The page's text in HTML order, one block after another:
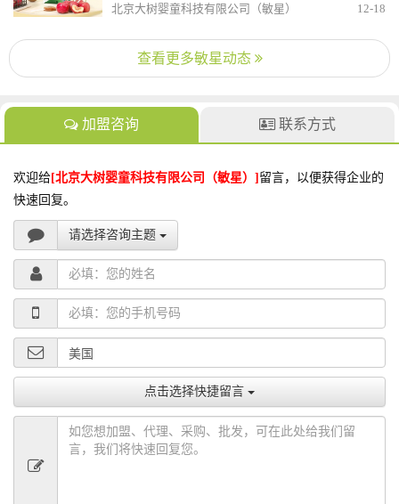
北京大树婴童科技有限公司（敏星） 12-18
查看更多敏星动态
加盟咨询 联系方式
欢迎给[北京大树婴童科技有限公司（敏星）] 留言，以便获得企业的
快速回复。
请选择咨询主题
点击选择快捷留言